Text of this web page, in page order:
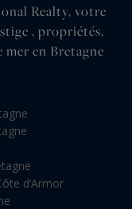
Realty, votre
, propriétés,
mer en Bretagne
d’Armor